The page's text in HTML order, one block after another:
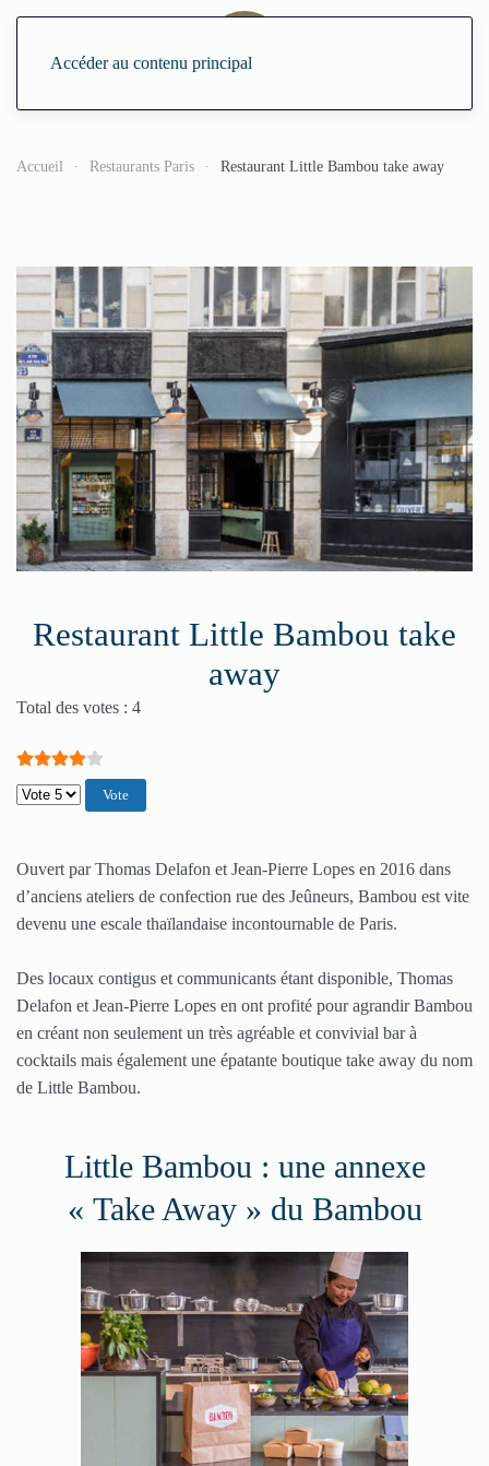
Accéder au contenu principal
Accueil Restaurants Paris Restaurant Little Bambou take away
Restaurant Little Bambou take
away
Vote utilisateur: 4/
Total des votes : 4
Veuillez voter
Ouvert par Thomas Delafon et Jean-Pierre Lopes en 2016 dans
d’anciens ateliers de confection rue des Jeûneurs, Bambou est vite
devenu une escale thaïlandaise incontournable de Paris.
Des locaux contigus et communicants étant disponible, Thomas
Delafon et Jean-Pierre Lopes en ont profité pour agrandir Bambou
en créant non seulement un très agréable et convivial bar à
cocktails mais également une épatante boutique take away du nom
de Little Bambou.
Little Bambou : une annexe
« Take Away » du Bambou